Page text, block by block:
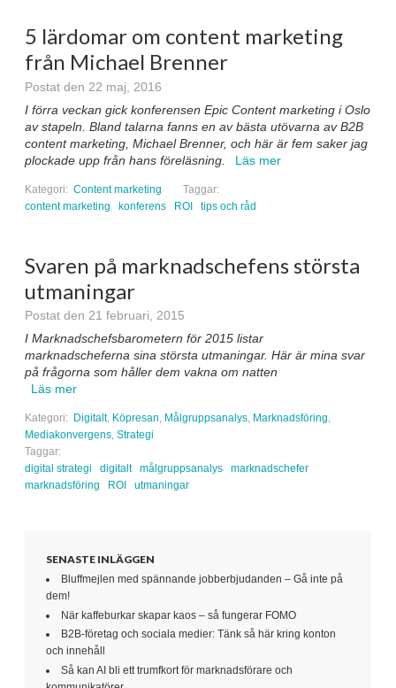
5 lärdomar om content marketing
från Michael Brenner
Postat den 22 maj, 2016
I förra veckan gick konferensen Epic Content marketing i Oslo
av stapeln. Bland talarna fanns en av bästa utövarna av B2B
content marketing, Michael Brenner, och här är fem saker jag
plockade upp från hans föreläsning.
Läs mer
Kategori: Content marketing
Taggar:
content marketing
konferens ROI tips och råd
Svaren på marknadschefens största
utmaningar
Postat den 21 februari, 2015
I Marknadschefsbarometern för 2015 listar
marknadscheferna sina största utmaningar. Här är mina svar
på frågorna som håller dem vakna om natten
Läs mer
Kategori: Digitalt, Köpresan, Målgruppsanalys, Marknadsföring,
Mediakonvergens, Strategi
Taggar:
digital strategi
digitalt målgruppsanalys
marknadschefer
marknadsföring
ROI utmaningar
SENASTE INLÄGGEN
Bluffmejlen med spännande jobberbjudanden – Gå inte på
dem!
När kaffeburkar skapar kaos – så fungerar FOMO
B2B-företag och sociala medier: Tänk så här kring konton
och innehåll
Så kan AI bli ett trumfkort för marknadsförare och